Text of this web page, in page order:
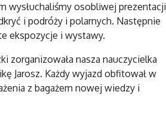
wysłuchaliśmy osobliwej prezentacji
i podróży i polarnych. Następnie
ekspozycje i wystawy.
zorganizowała nasza nauczycielka
Jarosz. Każdy wyjazd obfitował w
z bagażem nowej wiedzy i